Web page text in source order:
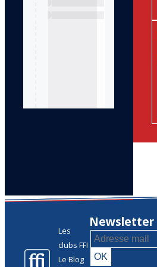
Les
clubs FFI
Le Blog
Newsletter